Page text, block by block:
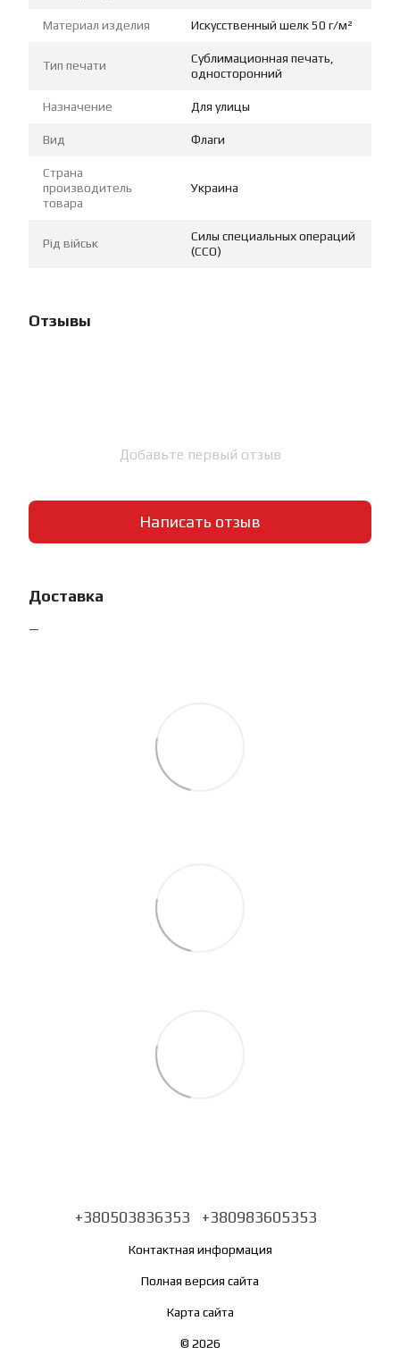
Материал изделия Искусственный шелк 50 г/м²
Тип печати
Сублимационная печать,
односторонний
Назначение Для улицы
Вид Флаги
Страна
производитель
товара
Украина
Рід військ
Силы специальных операций
(ССО)
Отзывы
Добавьте первый отзыв
Написать отзыв
Доставка
+380503836353 +380983605353
Контактная информация
Полная версия сайта
Карта сайта
© 2026